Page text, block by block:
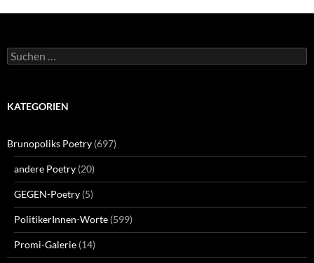
Suchen
nach:
KATEGORIEN
Brunopoliks Poetry (697)
andere Poetry (20)
GEGEN-Poetry (5)
PolitikerInnen-Worte (599)
Promi-Galerie (14)